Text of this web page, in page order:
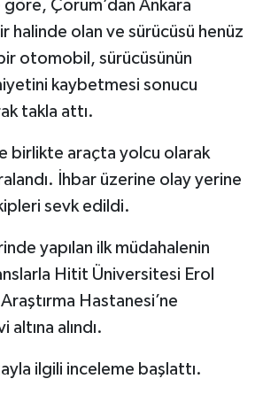
Çorum’dan Ankara
halinde olan ve sürücüsü henüz
otomobil, sürücüsünün
kaybetmesi sonucu
takla attı.
birlikte araçta yolcu olarak
İhbar üzerine olay yerine
sevk edildi.
yapılan ilk müdahalenin
Hitit Üniversitesi Erol
Hastanesi’ne
altına alındı.
ilgili inceleme başlattı.